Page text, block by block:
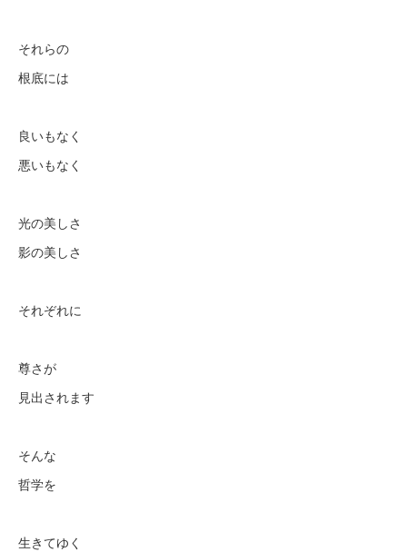
それらの
根底には
良いもなく
悪いもなく
光の美しさ
影の美しさ
それぞれに
尊さが
見出されます
そんな
哲学を
生きてゆく